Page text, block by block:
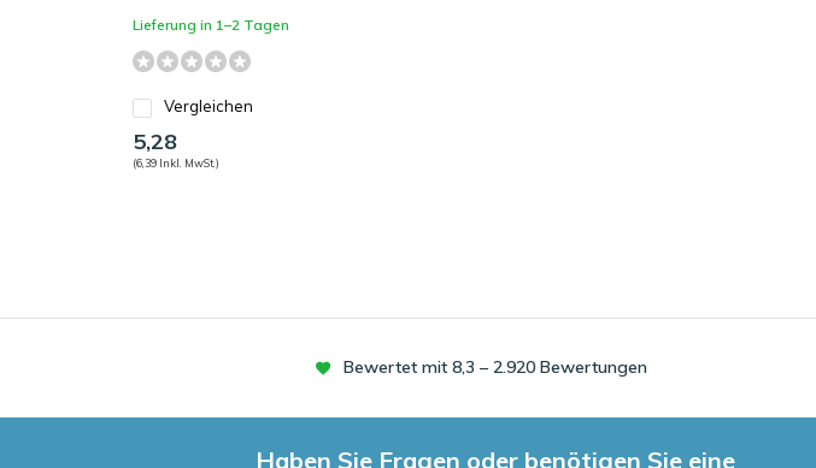
Lieferung in 1–2 Tagen
Vergleichen
5,28
(6,39 Inkl. MwSt.)
Bewertet mit 8,3 – 2.920 Bewertungen
Haben Sie Fragen oder benötigen Sie eine